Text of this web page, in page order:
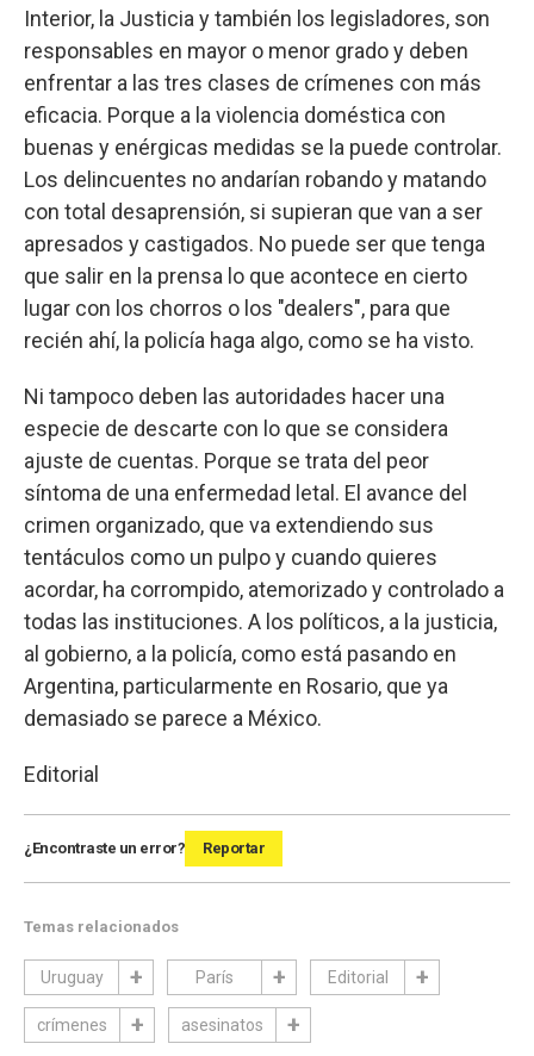
Interior, la Justicia y también los legisladores, son
responsables en mayor o menor grado y deben
enfrentar a las tres clases de crímenes con más
eficacia. Porque a la violencia doméstica con
buenas y enérgicas medidas se la puede controlar.
Los delincuentes no andarían robando y matando
con total desaprensión, si supieran que van a ser
apresados y castigados. No puede ser que tenga
que salir en la prensa lo que acontece en cierto
lugar con los chorros o los "dealers", para que
recién ahí, la policía haga algo, como se ha visto.
Ni tampoco deben las autoridades hacer una
especie de descarte con lo que se considera
ajuste de cuentas. Porque se trata del peor
síntoma de una enfermedad letal. El avance del
crimen organizado, que va extendiendo sus
tentáculos como un pulpo y cuando quieres
acordar, ha corrompido, atemorizado y controlado a
todas las instituciones. A los políticos, a la justicia,
al gobierno, a la policía, como está pasando en
Argentina, particularmente en Rosario, que ya
demasiado se parece a México.
Editorial
¿Encontraste un error? Reportar
Temas relacionados
Uruguay París Editorial
crímenes asesinatos